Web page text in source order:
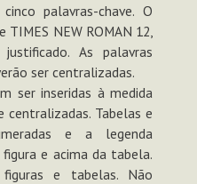
palavras-chave. O
NEW ROMAN 12,
As palavras
ser centralizadas.
ser inseridas à medida
centralizadas. Tabelas e
e a legenda
e acima da tabela.
e tabelas. Não